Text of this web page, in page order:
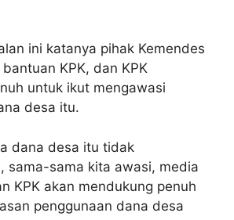
ini katanya pihak Kemendes
KPK, dan KPK
untuk ikut mengawasi
desa itu.
dana desa itu tidak
sama-sama kita awasi, media
KPK akan mendukung penuh
penggunaan dana desa